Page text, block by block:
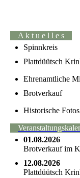
A k t u e l l e s
Spinnkreis
Plattdüütsch
Ehrenamtliche
Brotverkauf
Historische
01.08.2026
Brotverkauf im
12.08.2026
Plattdüütsch